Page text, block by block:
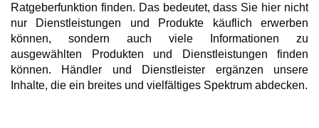
Ratgeberfunktion finden. Das bedeutet, dass Sie hier nicht
nur Dienstleistungen und Produkte käuflich erwerben
können, sondern auch viele Informationen zu
ausgewählten Produkten und Dienstleistungen finden
können. Händler und Dienstleister ergänzen unsere
Inhalte, die ein breites und vielfältiges Spektrum abdecken.